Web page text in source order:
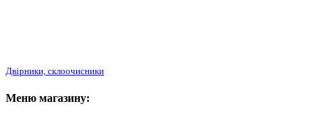
Двірники, склоочисники
Меню магазину: